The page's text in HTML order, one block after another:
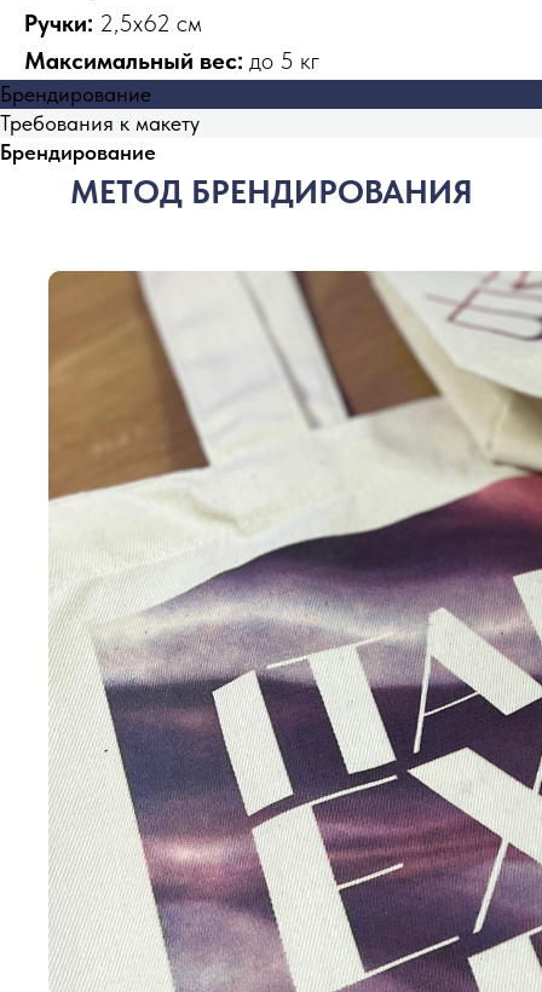
Ручки: 2,5х62 см
Максимальный вес: до 5 кг
Брендирование
Требования к макету
Брендирование
МЕТОД БРЕНДИРОВАНИЯ